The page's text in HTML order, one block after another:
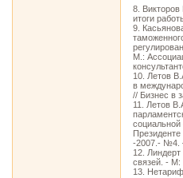
8.
итоги
9.
М.:
10. Летов
в
// Бизнес в
11. Летов
Президенте
-2007.- №4.
12.
связей. - М:
13.